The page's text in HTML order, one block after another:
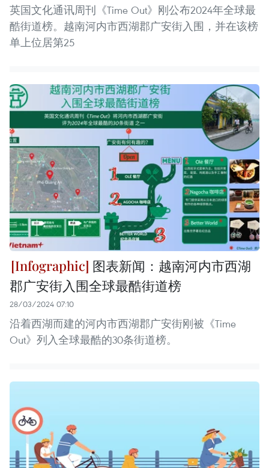
英国文化通讯周刊《Time Out》刚公布2024年全球最
酷街道榜。越南河内市西湖郡广安街入围，并在该榜
单上位居第25
图表新闻：越南河内市西湖
郡广安街入围全球最酷街道榜
28/03/2024 07:10
沿着西湖而建的河内市西湖郡广安街刚被《Time
Out》列入全球最酷的30条街道榜。